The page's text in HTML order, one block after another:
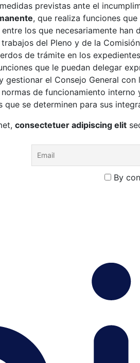
previstas ante el
, que realiza funciones
los que necesariamente
del Pleno y de la
de trámite en los
que le puedan delegar
gestionar el Consejo General
de funcionamiento
que se determinen para sus
consectetuer adipiscing elit
By